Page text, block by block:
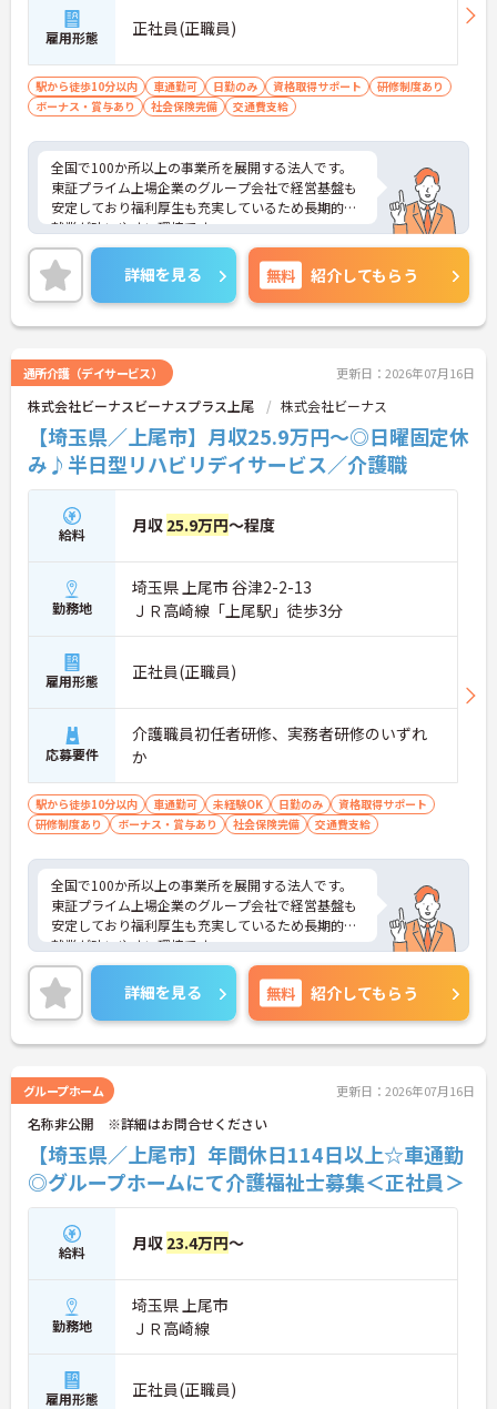
雇用形態 正社員(正職員)
駅から徒歩10分以内 車通勤可 日勤のみ 資格取得サポート
研修制度あり
ボーナス・賞与あり
社会保険完備 交通費支給
全国で100か所以上の事業所を展開する法人です。
東証プライム上場企業のグループ会社で経営基盤も
安定しており福利厚生も充実しているため長期的な
就業が叶いやすい環境です。
また、キャリアパス制度が整っているので、経験が
浅い方・ブランクがある方も高い目標をもって仕事
に取り組んでいただけます◎
ご興味ある方には、面接対策ポイントなど、さらに
詳細をお話しいたしますのでお気軽にご相談くださ
詳細を見る 無料 紹介してもらう
通所介護（デイサービス） 更新日：2026年07月16日
株式会社ビーナスビーナスプラス上尾 株式会社ビーナス
【埼玉県／上尾市】月収25.9万円～◎日曜固定休
み♪半日型リハビリデイサービス／介護職
給料 月収 25.9万円～程度
勤務地
埼玉県 上尾市 谷津2-2-13
ＪＲ高崎線「上尾駅」徒歩3分
雇用形態 正社員(正職員)
応募要件
介護職員初任者研修、実務者研修のいずれ
か
駅から徒歩10分以内 車通勤可 未経験OK 日勤のみ
資格取得サポート
研修制度あり
ボーナス・賞与あり 社会保険完備 交通費支給
全国で100か所以上の事業所を展開する法人です。
東証プライム上場企業のグループ会社で経営基盤も
安定しており福利厚生も充実しているため長期的な
就業が叶いやすい環境です。
また、キャリアパス制度が整っているので、経験が
浅い方・ブランクがある方も高い目標をもって仕事
に取り組んでいただけます◎
ご興味ある方には、面接対策ポイントなど、さらに
詳細をお話しいたしますのでお気軽にご相談くださ
詳細を見る 無料 紹介してもらう
グループホーム 更新日：2026年07月16日
名称非公開 ※詳細はお問合せください
【埼玉県／上尾市】年間休日114日以上☆車通勤
◎グループホームにて介護福祉士募集＜正社員＞
給料 月収 23.4万円～
勤務地
埼玉県 上尾市
ＪＲ高崎線
雇用形態 正社員(正職員)